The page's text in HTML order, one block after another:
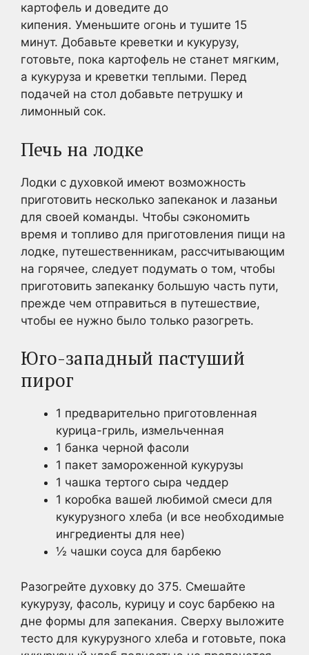
картофель и доведите до
кипения. Уменьшите огонь и тушите 15
минут. Добавьте креветки и кукурузу,
готовьте, пока картофель не станет мягким,
а кукуруза и креветки теплыми. Перед
подачей на стол добавьте петрушку и
лимонный сок.
Печь на лодке
Лодки с духовкой имеют возможность
приготовить несколько запеканок и лазаньи
для своей команды. Чтобы сэкономить
время и топливо для приготовления пищи на
лодке, путешественникам, рассчитывающим
на горячее, следует подумать о том, чтобы
приготовить запеканку большую часть пути,
прежде чем отправиться в путешествие,
чтобы ее нужно было только разогреть.
Юго-западный пастуший
пирог
1 предварительно приготовленная
курица-гриль, измельченная
1 банка черной фасоли
1 пакет замороженной кукурузы
1 чашка тертого сыра чеддер
1 коробка вашей любимой смеси для
кукурузного хлеба (и все необходимые
ингредиенты для нее)
½ чашки соуса для барбекю
Разогрейте духовку до 375. Смешайте
кукурузу, фасоль, курицу и соус барбекю на
дне формы для запекания. Сверху выложите
тесто для кукурузного хлеба и готовьте, пока